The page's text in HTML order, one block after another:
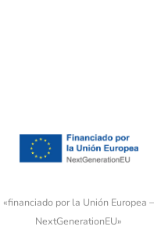
«financiado por la Unión Europea –
NextGenerationEU»